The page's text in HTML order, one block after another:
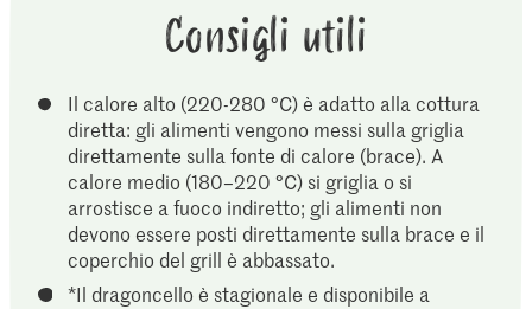
Consigli utili
Il calore alto (220-280 °C) è adatto alla cottura
diretta: gli alimenti vengono messi sulla griglia
direttamente sulla fonte di calore (brace). A
calore medio (180–220 °C) si griglia o si
arrostisce a fuoco indiretto; gli alimenti non
devono essere posti direttamente sulla brace e il
coperchio del grill è abbassato.
*Il dragoncello è stagionale e disponibile a